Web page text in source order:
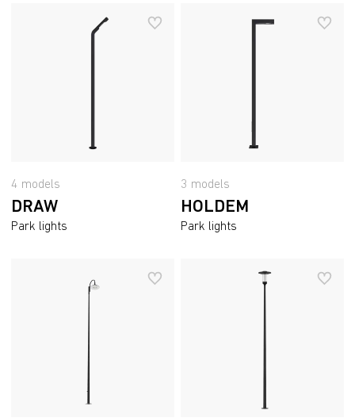
4 models
DRAW
Park lights
3 models
HOLDEM
Park lights